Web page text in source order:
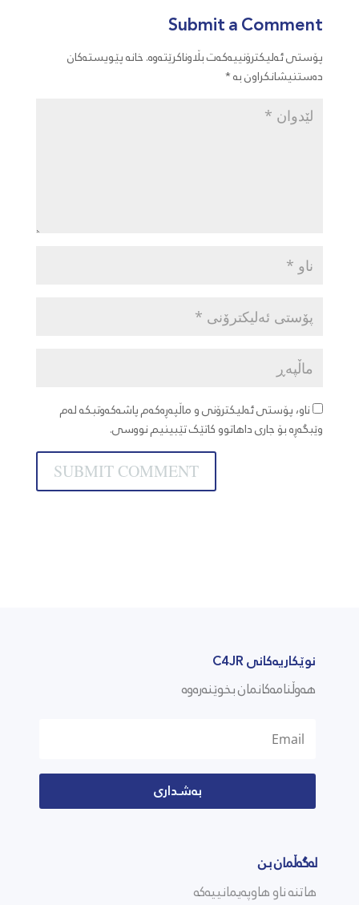
Submit a Comment
پۆستی ئەلیکترۆنییەکەت بڵاوناکرێتەوە.خانە پێویستەکان
دەستنیشانکراون بە*
ناو، پۆستی ئەلیکترۆنی و ماڵپەڕەکەم پاشەکەوتبکە لەم
وێبگەڕە بۆ جاری داهاتوو کاتێک تێبینیم نووسی.
نوێکاریەکانی C4JR
هەوڵنامەکانمان بخوێنەرەوە
بەشداری
لەگەڵمان بن
هاتنە ناو هاوپەیمانییەکە